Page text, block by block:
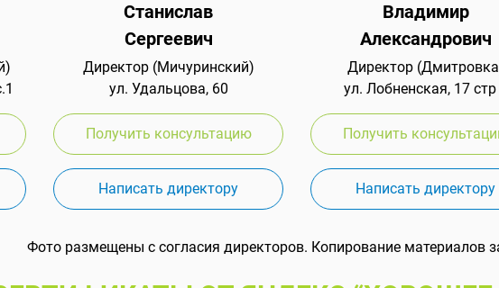
Станислав
Сергеевич
Директор (Мичуринский)
ул. Удальцова, 60
Получить консультацию
Написать директору
Владимир
Александрович
Директор
ул. Лобненская, 17 стр
Получить
Написать директору
Фото размещены с согласия директоров. Копирование материалов